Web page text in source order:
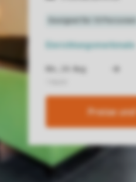
Einrichtungsmerkmale
Preise